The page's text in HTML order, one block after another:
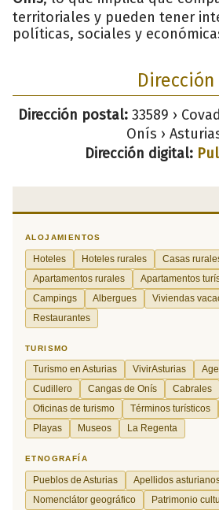
territoriales y pueden tener
políticas, sociales y
Dirección
Dirección postal:33589 ›
Onís ›
Dirección digital: